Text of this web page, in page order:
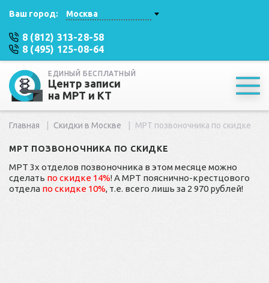
Ваш город: Москва
8 (812) 313-28-58
8 (495) 125-08-64
ЕДИНЫЙ БЕСПЛАТНЫЙ
Центр записи
на МРТ и КТ
Главная Скидки в Москве МРТ позвоночника по скидке
МРТ ПОЗВОНОЧНИКА ПО СКИДКЕ
МРТ 3х отделов позвоночника в этом месяце можно
сделать по скидке 14%! А МРТ пояснично-крестцового
отдела по скидке 10%, т.е. всего лишь за 2 970 рублей!